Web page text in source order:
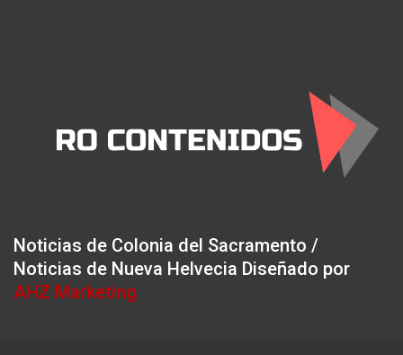
Noticias de Colonia del Sacramento /
Noticias de Nueva Helvecia Diseñado por
AHZ Marketing